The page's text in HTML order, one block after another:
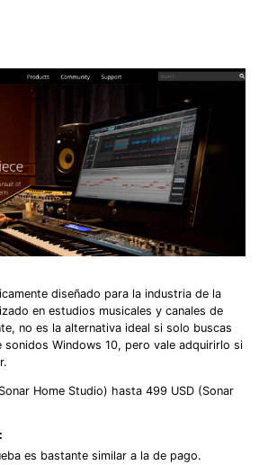
diseñado para la industria de la
en estudios musicales y canales de
no es la alternativa ideal si solo buscas
Windows 10, pero vale adquirirlo si
Home Studio) hasta 499 USD (Sonar
es bastante similar a la de pago.